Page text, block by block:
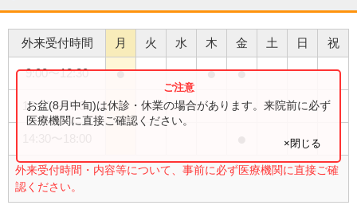
外来受付時間 月 火 水 木 金 土 日 祝
9:00〜12:30 ● ● ●
12:00〜17:00 ●
外来受付時間・内容等について、事前に必ず医療機関に直接ご確
認ください。
お盆(8月中旬)は休診・休業の場合があります。来院前に必ず
医療機関に直接ご確認ください。
×閉じる